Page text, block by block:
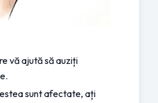
vă ajută să auziți
sunt afectate, ați